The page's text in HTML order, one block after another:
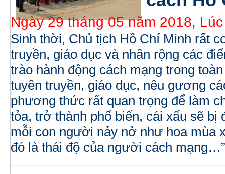
Ngày 29 tháng 05 năm 2018,
Sinh thời, Chủ tịch Hồ Chí Minh rất
truyền, giáo dục và nhân rộng các
trào hành động cách mạng trong
tuyên truyền, giáo dục, nêu gương
phương thức rất quan trọng để làm
tỏa, trở thành phổ biến, cái xấu sẽ bị
mỗi con người nảy nở như hoa mùa
đó là thái độ của người cách